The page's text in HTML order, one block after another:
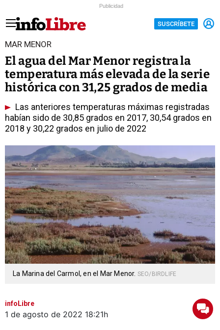
Publicidad
SUSCRÍBETE
MAR MENOR
El agua del Mar Menor registra la
temperatura más elevada de la serie
histórica con 31,25 grados de media
Las anteriores temperaturas máximas registradas
habían sido de 30,85 grados en 2017, 30,54 grados en
2018 y 30,22 grados en julio de 2022
La Marina del Carmol, en el Mar Menor. SEO/BIRDLIFE
infoLibre
1 de agosto de 2022 18:21h